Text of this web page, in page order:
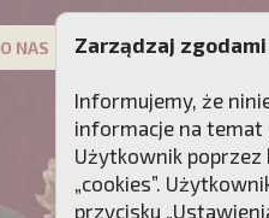
O NAS PATRON
Zarządzaj
Informujemy, że
informacje na temat
Użytkownik poprzez
„cookies”.
przycisku